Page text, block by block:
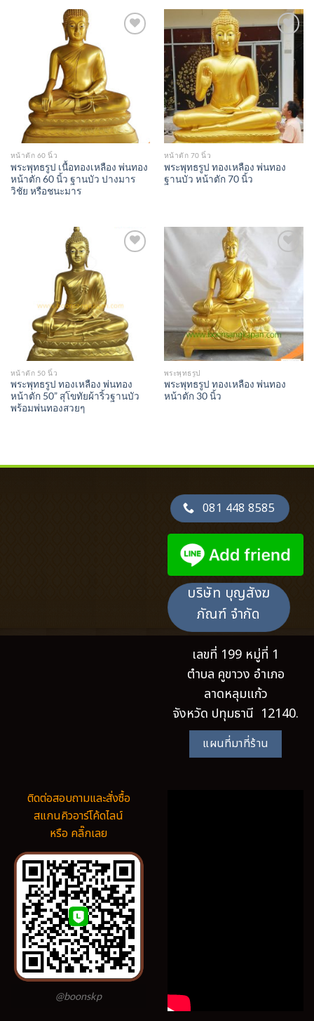
หน้าตัก 60 นิ้ว
พระพุทธรูป เนื้อทองเหลือง พ่นทอง
หน้าตัก 60 นิ้ว ฐานบัว ปางมาร
วิชัย หรือชนะมาร
Add to
Wishlist
หน้าตัก 70 นิ้ว
พระพุทธรูป ทองเหลือง พ่นทอง
ฐานบัว หน้าตัก 70 นิ้ว
หน้าตัก 50 นิ้ว
พระพุทธรูป ทองเหลือง พ่นทอง
หน้าตัก 50” สุโขทัยผ้าริ้วฐานบัว
พร้อมพ่นทองสวยๆ
พระพุทธรูป
พระพุทธรูป ทองเหลือง พ่นทอง
หน้าตัก 30 นิ้ว
081 448 8585
บริษัท บุญสังฆ
ภัณฑ์ จำกัด
เลขที่ 199 หมู่ที่ 1
ตำบล คูขาวง อำเภอ
ลาดหลุมแก้ว
จังหวัด ปทุมธานี 12140.
แผนที่มาที่ร้าน
ติดต่อสอบถามและสั่งซื้อ
สแกนคิวอาร์โค้ดไลน์
หรือ คลิ๊กเลย
@boonskp